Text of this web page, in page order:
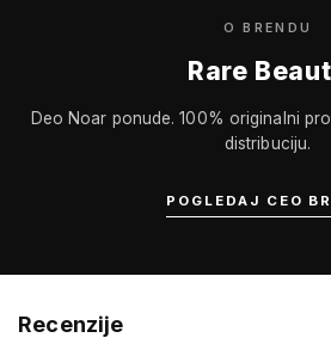
O BRENDU
Rare
Deo Noar ponude. 100% originalni
distribuciju.
POGLEDAJ CEO
Recenzije